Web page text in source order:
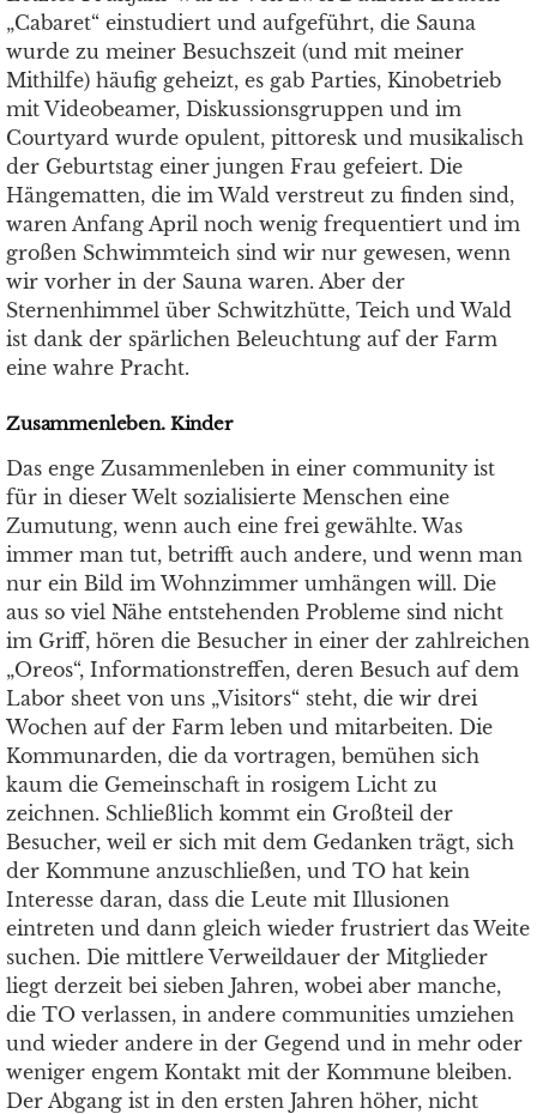
„Cabaret“ einstudiert und aufgeführt, die Sauna
wurde zu meiner Besuchszeit (und mit meiner
Mithilfe) häufig geheizt, es gab Parties, Kinobetrieb
mit Videobeamer, Diskussionsgruppen und im
Courtyard wurde opulent, pittoresk und musikalisch
der Geburtstag einer jungen Frau gefeiert. Die
Hängematten, die im Wald verstreut zu finden sind,
waren Anfang April noch wenig frequentiert und im
großen Schwimmteich sind wir nur gewesen, wenn
wir vorher in der Sauna waren. Aber der
Sternenhimmel über Schwitzhütte, Teich und Wald
ist dank der spärlichen Beleuchtung auf der Farm
eine wahre Pracht.
Zusammenleben. Kinder
Das enge Zusammenleben in einer community ist
für in dieser Welt sozialisierte Menschen eine
Zumutung, wenn auch eine frei gewählte. Was
immer man tut, betrifft auch andere, und wenn man
nur ein Bild im Wohnzimmer umhängen will. Die
aus so viel Nähe entstehenden Probleme sind nicht
im Griff, hören die Besucher in einer der zahlreichen
„Oreos“, Informationstreffen, deren Besuch auf dem
Labor sheet von uns „Visitors“ steht, die wir drei
Wochen auf der Farm leben und mitarbeiten. Die
Kommunarden, die da vortragen, bemühen sich
kaum die Gemeinschaft in rosigem Licht zu
zeichnen. Schließlich kommt ein Großteil der
Besucher, weil er sich mit dem Gedanken trägt, sich
der Kommune anzuschließen, und TO hat kein
Interesse daran, dass die Leute mit Illusionen
eintreten und dann gleich wieder frustriert das Weite
suchen. Die mittlere Verweildauer der Mitglieder
liegt derzeit bei sieben Jahren, wobei aber manche,
die TO verlassen, in andere communities umziehen
und wieder andere in der Gegend und in mehr oder
weniger engem Kontakt mit der Kommune bleiben.
Der Abgang ist in den ersten Jahren höher, nicht